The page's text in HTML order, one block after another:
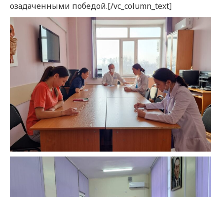
озадаченными победой.[/vc_column_text]